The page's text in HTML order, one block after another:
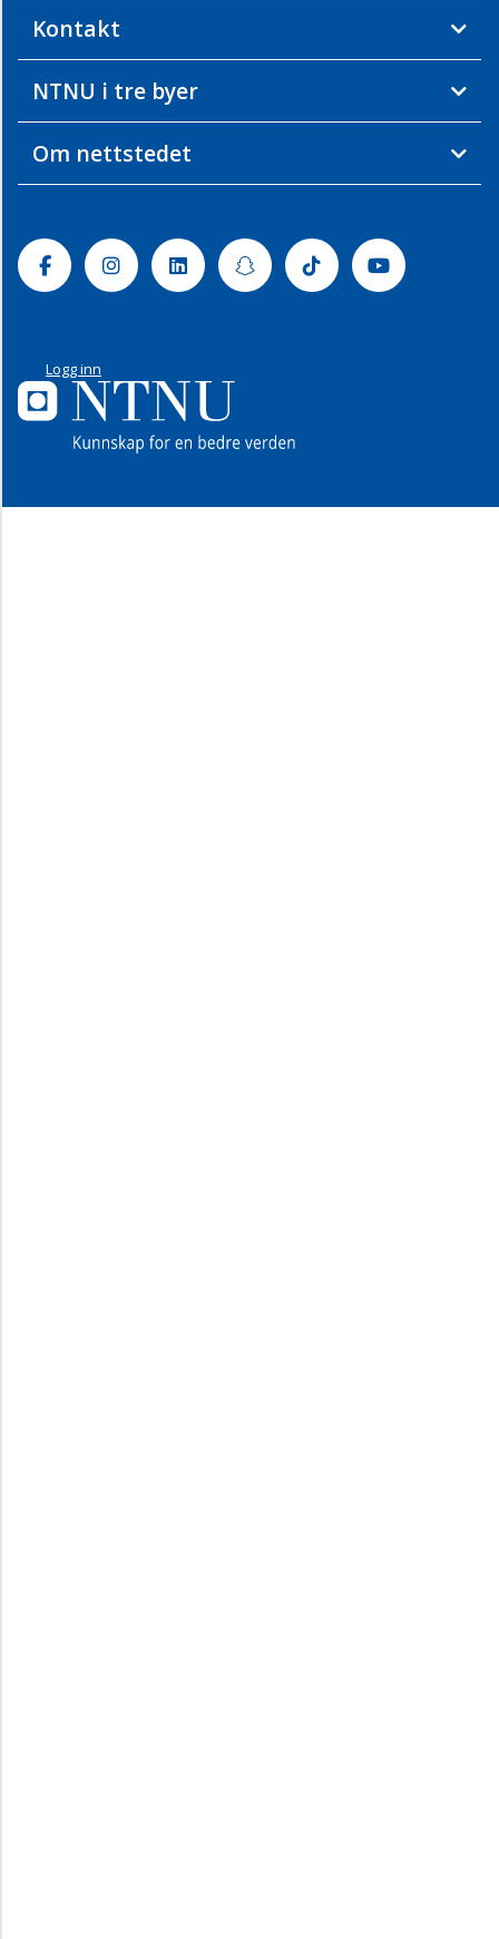
Kontakt
NTNU i tre byer
Om nettstedet
FacebookInstagramLinkedinSnapchatTiktok Youtube
Logg inn